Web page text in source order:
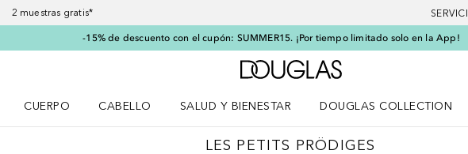
2 muestras gratis*
-15% de descuento con el cupón: SUMMER15. ¡Por tiempo limitado solo en la App!
A Douglas Home
CUERPO
CABELLO
SALUD Y BIENESTAR
DOUGLAS COLLECTION
LES PETITS PRÖDIGES